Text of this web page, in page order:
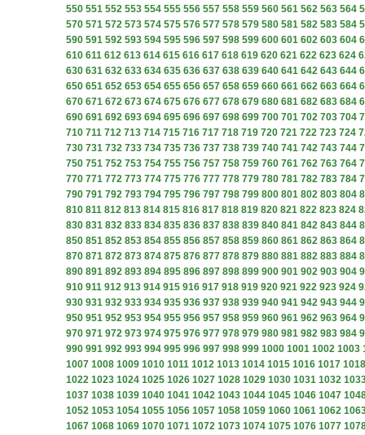
550 551 552 553 554 555 556 557 558 559 560 561 562 563 564
570 571 572 573 574 575 576 577 578 579 580 581 582 583 584
590 591 592 593 594 595 596 597 598 599 600 601 602 603 604
610 611 612 613 614 615 616 617 618 619 620 621 622 623 624
630 631 632 633 634 635 636 637 638 639 640 641 642 643 644
650 651 652 653 654 655 656 657 658 659 660 661 662 663 664
670 671 672 673 674 675 676 677 678 679 680 681 682 683 684
690 691 692 693 694 695 696 697 698 699 700 701 702 703 704
710 711 712 713 714 715 716 717 718 719 720 721 722 723 724
730 731 732 733 734 735 736 737 738 739 740 741 742 743 744
750 751 752 753 754 755 756 757 758 759 760 761 762 763 764
770 771 772 773 774 775 776 777 778 779 780 781 782 783 784
790 791 792 793 794 795 796 797 798 799 800 801 802 803 804
810 811 812 813 814 815 816 817 818 819 820 821 822 823 824
830 831 832 833 834 835 836 837 838 839 840 841 842 843 844
850 851 852 853 854 855 856 857 858 859 860 861 862 863 864
870 871 872 873 874 875 876 877 878 879 880 881 882 883 884
890 891 892 893 894 895 896 897 898 899 900 901 902 903 904
910 911 912 913 914 915 916 917 918 919 920 921 922 923 924
930 931 932 933 934 935 936 937 938 939 940 941 942 943 944
950 951 952 953 954 955 956 957 958 959 960 961 962 963 964
970 971 972 973 974 975 976 977 978 979 980 981 982 983 984
990 991 992 993 994 995 996 997 998 999 1000 1001 1002 1003
1007 1008 1009 1010 1011 1012 1013 1014 1015 1016 1017 1018
1022 1023 1024 1025 1026 1027 1028 1029 1030 1031 1032
1037 1038 1039 1040 1041 1042 1043 1044 1045 1046 1047
1052 1053 1054 1055 1056 1057 1058 1059 1060 1061 1062
1067 1068 1069 1070 1071 1072 1073 1074 1075 1076 1077